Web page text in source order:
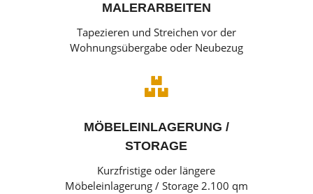
MALERARBEITEN
Tapezieren und Streichen vor der
Wohnungsübergabe oder Neubezug

MÖBELEINLAGERUNG /
STORAGE
Kurzfristige oder längere
Möbeleinlagerung / Storage 2.100 qm